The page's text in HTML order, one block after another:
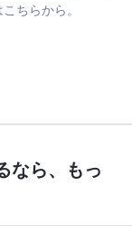
ちらから。
なら、もっ